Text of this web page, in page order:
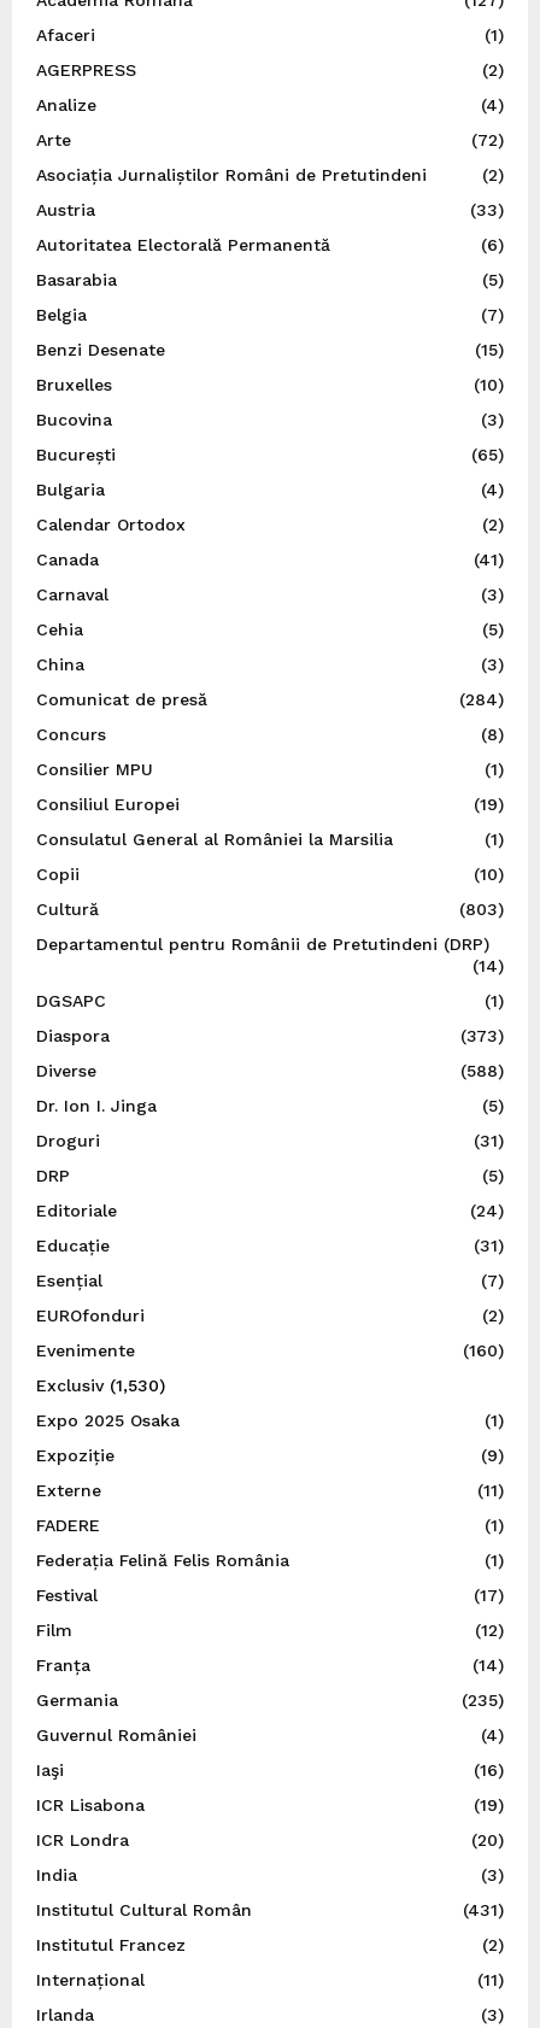
Afaceri
(1)
AGERPRESS
(2)
Analize
(4)
Arte
(72)
Asociația Jurnaliștilor Români de Pretutindeni
(2)
Austria
(33)
Autoritatea Electorală Permanentă
(6)
Basarabia
(5)
Belgia
(7)
Benzi Desenate
(15)
Bruxelles
(10)
Bucovina
(3)
București
(65)
Bulgaria
(4)
Calendar Ortodox
(2)
Canada
(41)
Carnaval
(3)
Cehia
(5)
China
(3)
Comunicat de presă
(284)
Concurs
(8)
Consilier MPU
(1)
Consiliul Europei
(19)
Consulatul General al României la Marsilia
(1)
Copii
(10)
Cultură
(803)
Departamentul pentru Românii de Pretutindeni (DRP)
(14)
DGSAPC
(1)
Diaspora
(373)
Diverse
(588)
Dr. Ion I. Jinga
(5)
Droguri
(31)
DRP
(5)
Editoriale
(24)
Educație
(31)
Esențial
(7)
EUROfonduri
(2)
Evenimente
(160)
Exclusiv(1,530)
Expo 2025 Osaka
(1)
Expoziție
(9)
Externe
(11)
FADERE
(1)
Federația Felină Felis România
(1)
Festival
(17)
Film
(12)
Franța
(14)
Germania
(235)
Guvernul României
(4)
Iaşi
(16)
ICR Lisabona
(19)
ICR Londra
(20)
India
(3)
Institutul Cultural Român
(431)
Institutul Francez
(2)
Internațional
(11)
Irlanda
(3)